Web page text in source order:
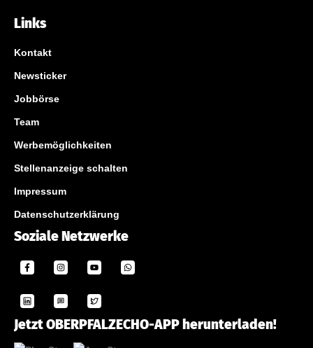
Links
Kontakt
Newsticker
Jobbörse
Team
Werbemöglichkeiten
Stellenanzeige schalten
Impressum
Datenschutzerklärung
Soziale Netzwerke
Jetzt OBERPFALZECHO-APP herunterladen!